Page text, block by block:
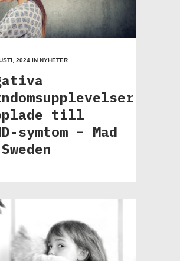
2024 IN NYHETER
till
symtom – Mad